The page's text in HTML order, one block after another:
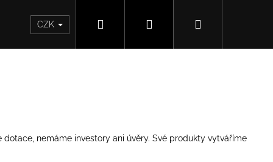
CZK Hledat Přihlášení
nemáme investory ani úvěry. Své produkty vytváříme